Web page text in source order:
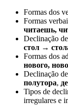
Formas dos
Formas
читаешь,
Declinação
стол →
Formas dos
нового,
Declinação
полутора,
Tipos de
irregulares e